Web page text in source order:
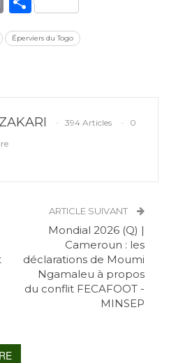
Éperviers du Togo
394 Articles
0
ARTICLE SUIVANT
Mondial 2026 (Q) |
Cameroun : les
déclarations de Moumi
Ngamaleu à propos
du conflit FECAFOOT -
MINSEP